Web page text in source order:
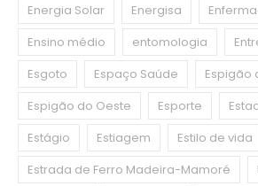
Energia Solar
Energisa
Ensino médio
entomologia
Esgoto
Espaço Saúde
Espigão
Espigão do Oeste
Esporte
Estágio
Estiagem Estilo de vida
Estrada de Ferro Madeira-Mamoré